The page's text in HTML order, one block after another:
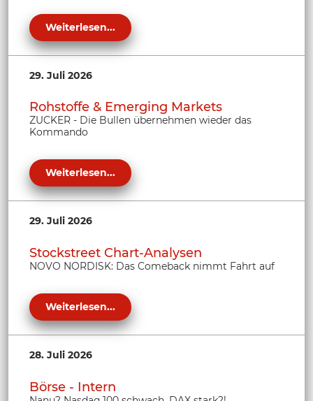
Weiterlesen...
29. Juli 2026
Rohstoffe & Emerging Markets
ZUCKER - Die Bullen übernehmen wieder das
Kommando
Weiterlesen...
29. Juli 2026
Stockstreet Chart-Analysen
NOVO NORDISK: Das Comeback nimmt Fahrt auf
Weiterlesen...
28. Juli 2026
Börse - Intern